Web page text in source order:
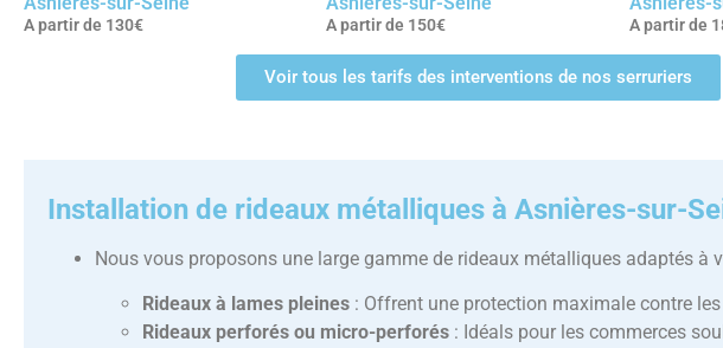
A partir de 130€ A partir de 150€ A partir de
Voir tous les tarifs des interventions de nos serruriers
Installation de rideaux métalliques à Asnières-sur-
Nous vous proposons une large gamme de rideaux métalliques adaptés à
Rideaux à lames pleines : Offrent une protection maximale contre
Rideaux perforés ou micro-perforés : Idéals pour les commerces